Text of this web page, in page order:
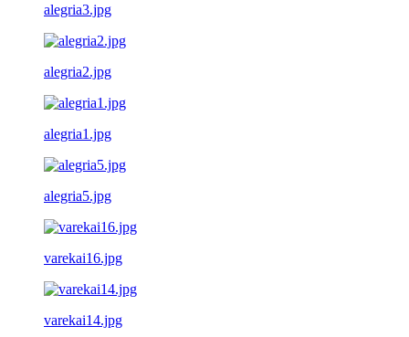
alegria3.jpg
alegria2.jpg
alegria1.jpg
alegria5.jpg
varekai16.jpg
varekai14.jpg